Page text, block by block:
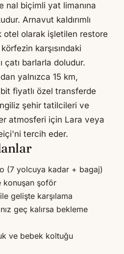
nal biçimli yat limanına
Arnavut kaldırımlı
otel olarak işletilen restore
karşısındaki
çatı barlarla doludur.
yalnızca 15 km,
fiyatlı özel transferde
şehir tatilcileri ve
atmosferi için Lara veya
tercih eder.
(7 yolcuya kadar + bagaj)
konuşan şoför
gelişte karşılama
geç kalırsa bekleme
ve bebek koltuğu